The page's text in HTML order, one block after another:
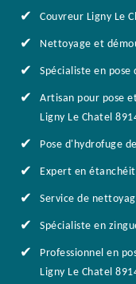
Couvreur Ligny Le
Nettoyage et
Spécialiste en pose
Artisan pour pose
Ligny Le Chatel
Pose d'hydrofuge
Expert en
Service de
Spécialiste en
Professionnel en
Ligny Le Chatel